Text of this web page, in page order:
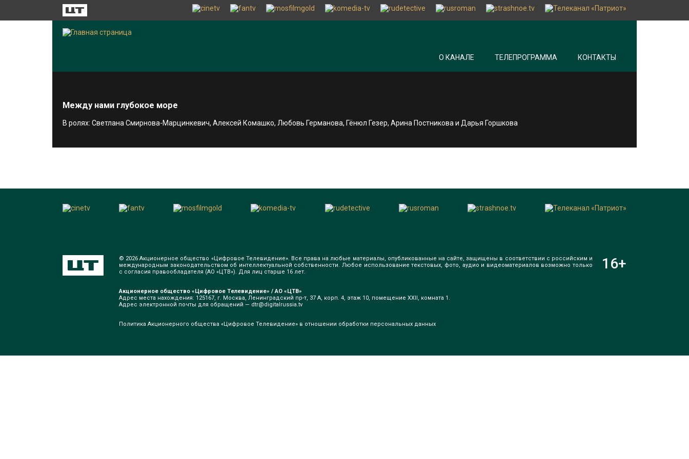
О КАНАЛЕ ТЕЛЕПРОГРАММА КОНТАКТЫ
Между нами глубокое море
В ролях: Светлана Смирнова-Марцинкевич, Алексей Комашко, Любовь Германова, Гёнюл Гезер, Арина Постникова и Дарья Горшкова
© 2026 Акционерное общество «Цифровое Телевидение». Все права на любые материалы, опубликованные на сайте, защищены в соответствии с российским и
международным законодательством об интеллектуальной собственности. Любое использование текстовых, фото, аудио и видеоматериалов возможно только
с согласия правообладателя (АО «ЦТВ»). Для лиц старше 16 лет.
Акционерное общество «Цифровое Телевидение» / АО «ЦТВ»
Адрес места нахождения: 125167, г. Москва, Ленинградский пр-т, 37 А, корп. 4, этаж 10, помещение XXII, комната 1.
Адрес электронной почты для обращений — dtr@digitalrussia.tv
Политика Акционерного общества «Цифровое Телевидение» в отношении обработки персональных данных
16+